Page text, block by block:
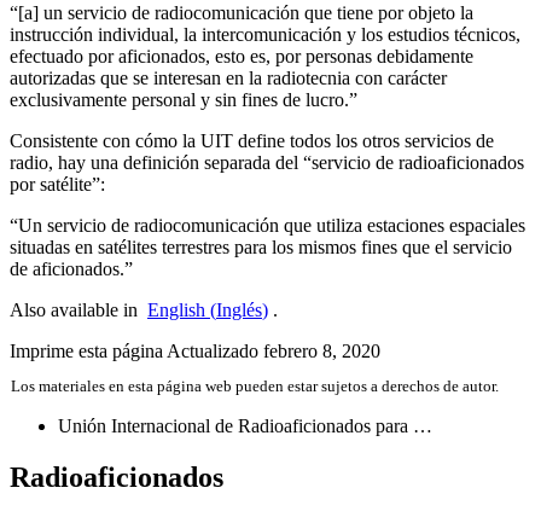
“[a] un servicio de radiocomunicación que tiene por objeto la
instrucción individual, la intercomunicación y los estudios técnicos,
efectuado por aficionados, esto es, por personas debidamente
autorizadas que se interesan en la radiotecnia con carácter
exclusivamente personal y sin fines de lucro.”
Consistente con cómo la UIT define todos los otros servicios de
radio, hay una definición separada del “servicio de radioaficionados
por satélite”:
“Un servicio de radiocomunicación que utiliza estaciones espaciales
situadas en satélites terrestres para los mismos fines que el servicio
de aficionados.”
Also available in English (Inglés) .
Imprime esta página Actualizado febrero 8, 2020
Los materiales en esta página web pueden estar sujetos a derechos de autor.
Unión Internacional de Radioaficionados para …
Radioaficionados